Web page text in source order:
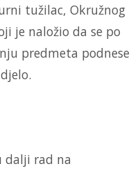
tužilac, Okružnog
je naložio da se po
predmeta podnese
dalji rad na